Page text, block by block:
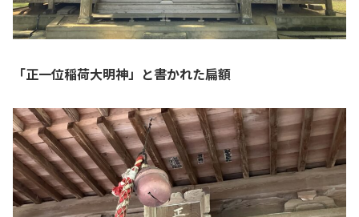
「正一位稲荷大明神」と書かれた扁額